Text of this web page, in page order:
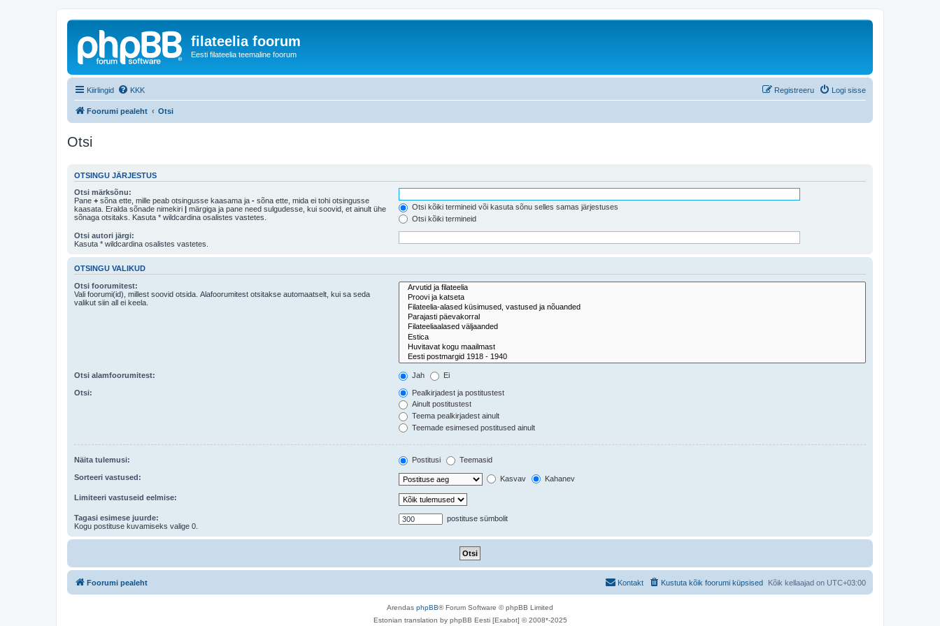
filateelia foorum
Eesti filateelia teemaline foorum
Kiirlingid KKK Logi sisse
Registreeru
Foorumi pealeht Otsi
Otsi
OTSINGU JÄRJESTUS
Otsi märksõnu:
Pane + sõna ette, mille peab otsingusse kaasama ja - sõna ette, mida ei tohi otsingusse
kaasata. Eralda sõnade nimekiri | märgiga ja pane need sulgudesse, kui soovid, et ainult ühe
sõnaga otsitaks. Kasuta * wildcardina osalistes vastetes.
Otsi kõiki termineid või kasuta sõnu selles samas järjestuses
Otsi kõiki termineid
Otsi autori järgi:
Kasuta * wildcardina osalistes vastetes.
OTSINGU VALIKUD
Otsi foorumitest:
Vali foorumi(id), millest soovid otsida. Alafoorumitest otsitakse automaatselt, kui sa seda
valikut siin all ei keela.
Otsi alamfoorumitest: Jah Ei
Otsi:
Pealkirjadest ja postitustest
Ainult postitustest
Teema pealkirjadest ainult
Teemade esimesed postitused ainult
Näita tulemusi: Postitusi Teemasid
Sorteeri vastused: Kasvav Kahanev
Limiteeri vastuseid eelmise:
Tagasi esimese juurde:
Kogu postituse kuvamiseks valige 0.
postituse sümbolit
Foorumi pealeht Kõik kellaajad on UTC+03:00
Kustuta kõik foorumi küpsised
Kontakt
Arendas phpBB® Forum Software © phpBB Limited
Estonian translation by phpBB Eesti [Exabot] © 2008*-2025